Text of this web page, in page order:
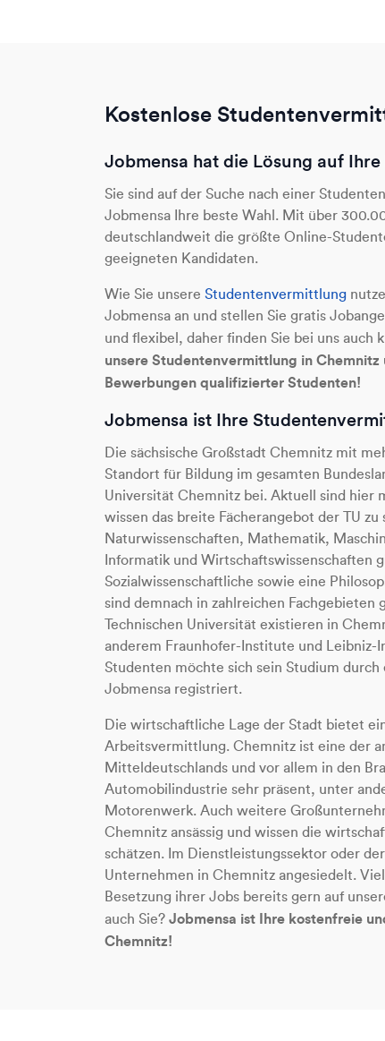
Kostenlose
Jobmensa hat die Lösung auf Ihre
Sie sind auf der Suche nach einer
Jobmensa Ihre beste Wahl. Mit über
deutschlandweit die größte Online-
geeigneten Kandidaten.
Wie Sie unsere Studentenvermittlung
Jobmensa an und stellen Sie gratis
und flexibel, daher finden Sie bei uns
unsere Studentenvermittlung in
Bewerbungen qualifizierter Studenten!
Jobmensa ist Ihre
Die sächsische Großstadt Chemnitz mit
Standort für Bildung im gesamten
Universität Chemnitz bei. Aktuell sind hier
wissen das breite Fächerangebot der TU
Naturwissenschaften, Mathematik,
Informatik und Wirtschaftswissenschaften
Sozialwissenschaftliche sowie eine
sind demnach in zahlreichen
Technischen Universität existieren in
anderem Fraunhofer-Institute und
Studenten möchte sich sein Studium durch
Jobmensa registriert.
Die wirtschaftliche Lage der Stadt bietet
Arbeitsvermittlung. Chemnitz ist eine der
Mitteldeutschlands und vor allem in den
Automobilindustrie sehr präsent, unter
Motorenwerk. Auch weitere
Chemnitz ansässig und wissen die
schätzen. Im Dienstleistungssektor oder
Unternehmen in Chemnitz angesiedelt.
Besetzung ihrer Jobs bereits gern auf
auch Sie? Jobmensa ist Ihre kostenfreie
Chemnitz!